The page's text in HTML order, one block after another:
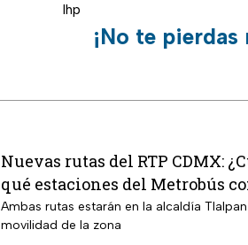
lhp
¡No te
Nuevas rutas del RTP CDMX:
qué estaciones del Metrobús
Ambas rutas estarán en la alcaldía
movilidad de la zona